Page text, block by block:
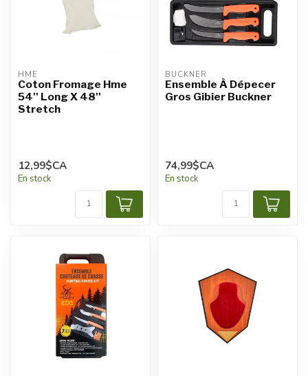
HME
Coton Fromage Hme
54'' Long X 48''
Stretch
12,99$CA
En stock
BUCKNER
Ensemble À Dépecer
Gros Gibier Buckner
74,99$CA
En stock